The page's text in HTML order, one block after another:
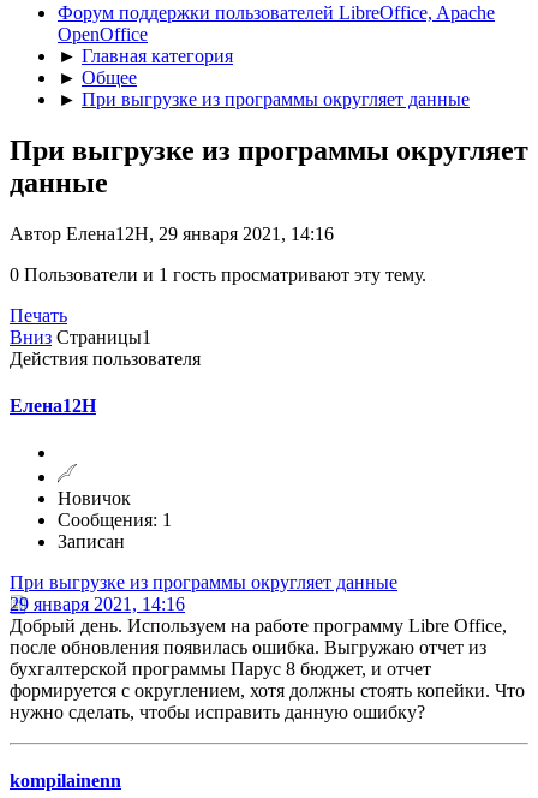
Форум поддержки пользователей LibreOffice, Apache
OpenOffice
► Главная категория
► Общее
► При выгрузке из программы округляет данные
При выгрузке из программы округляет
данные
Автор Елена12H, 29 января 2021, 14:16
0 Пользователи и 1 гость просматривают эту тему.
Печать
Вниз Страницы1
Действия пользователя
Елена12H
Новичок
Сообщения: 1
Записан
При выгрузке из программы округляет данные
29 января 2021, 14:16
Добрый день. Используем на работе программу Libre Office,
после обновления появилась ошибка. Выгружаю отчет из
бухгалтерской программы Парус 8 бюджет, и отчет
формируется с округлением, хотя должны стоять копейки. Что
нужно сделать, чтобы исправить данную ошибку?
kompilainenn